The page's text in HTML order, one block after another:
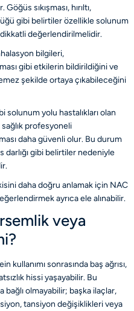
sıkışması, hırıltı,
gibi belirtiler özellikle solunum
değerlendirilmelidir.
bilgileri,
gibi etkilerin bildirildiğini ve
şekilde ortaya çıkabileceğini
solunum yolu hastalıkları olan
profesyoneli
daha güvenli olur. Bu durum
gibi belirtiler nedeniyle
daha doğru anlamak için NAC
ayrıca ele alınabilir.
veya
kullanımı sonrasında baş ağrısı,
hissi yaşayabilir. Bu
bağlı olmayabilir; başka ilaçlar,
tansiyon değişiklikleri veya